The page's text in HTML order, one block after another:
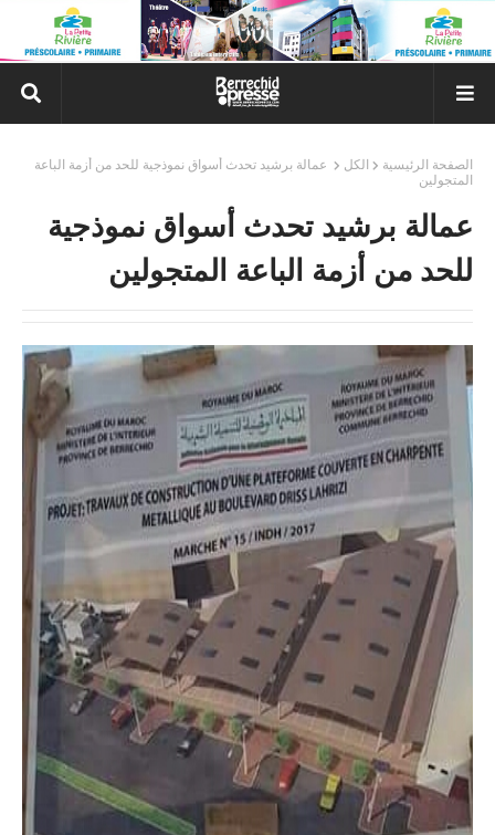
الصفحة الرئيسية الكل
عمالة برشيد تحدث أسواق نموذجية للحد من أزمة الباعة
المتجولين
عمالة برشيد تحدث أسواق نموذجية
للحد من أزمة الباعة المتجولين